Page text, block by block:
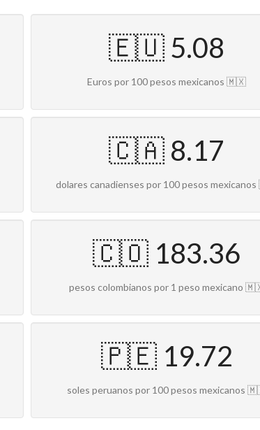
🇪🇺 5.08
Euros por 100 pesos mexicanos 🇲🇽
🇨🇦 8.17
dolares canadienses por 100 pesos
🇨🇴 183.36
pesos colombianos por 1 peso mexicano
🇵🇪 19.72
soles peruanos por 100 pesos mexicanos